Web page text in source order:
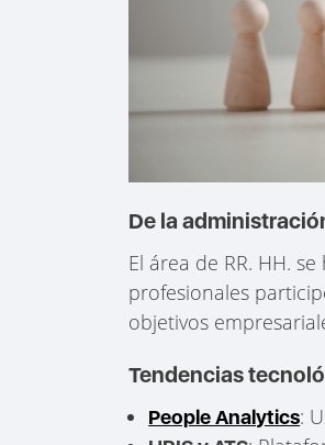
De la
El área de RR. HH.
profesionales
objetivos
Tendencias
People Analytics: